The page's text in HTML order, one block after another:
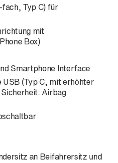
Typ C) für
mit
Box)
Smartphone Interface
(Typ C, mit erhöhter
Airbag
an Beifahrersitz und